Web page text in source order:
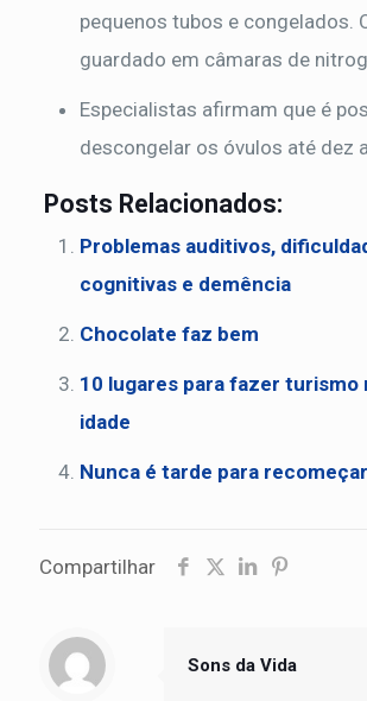
pequenos tubos e congelados.
guardado em câmaras de
Especialistas afirmam que é
descongelar os óvulos até dez
Posts Relacionados:
Problemas auditivos,
cognitivas e demência
Chocolate faz bem
10 lugares para fazer turismo
idade
Nunca é tarde para recomeçar
Compartilhar
Sons da Vida